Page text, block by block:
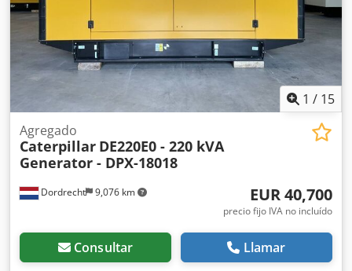
1 / 15
Dordrecht 9,076 km
Agregado
Caterpillar DE220E0 - 220 kVA
Generator - DPX-18018
EUR 40,700
precio fijo IVA no incluído
Consultar Llamar